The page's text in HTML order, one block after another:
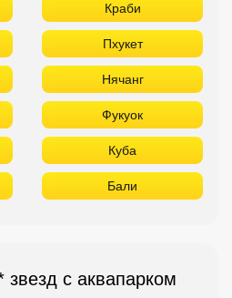
Краби
Пхукет
Нячанг
Фукуок
Куба
Бали
с аквапарком